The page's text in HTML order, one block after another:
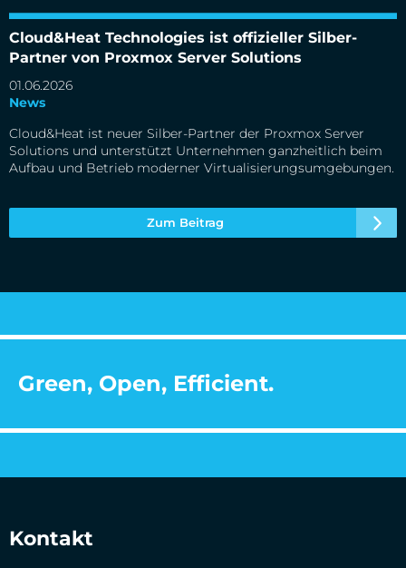
Cloud&Heat Technologies ist offizieller Silber-
Partner von Proxmox Server Solutions
01.06.2026
News
Cloud&Heat ist neuer Silber-Partner der Proxmox Server
Solutions und unterstützt Unternehmen ganzheitlich beim
Aufbau und Betrieb moderner Virtualisierungsumgebungen.
Zum Beitrag
Cloud&Heat Technologies ist offizieller Silber-Partner von
Green, Open, Efficient.
Kontakt